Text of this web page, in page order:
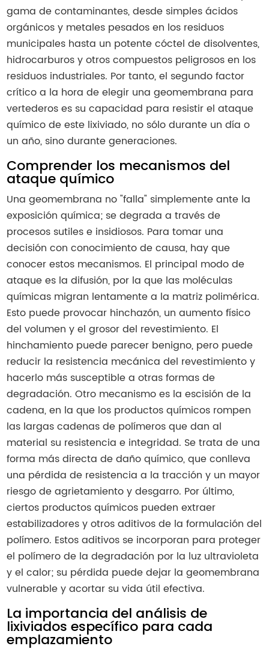
gama de contaminantes, desde simples ácidos
orgánicos y metales pesados en los residuos
municipales hasta un potente cóctel de disolventes,
hidrocarburos y otros compuestos peligrosos en los
residuos industriales. Por tanto, el segundo factor
crítico a la hora de elegir una geomembrana para
vertederos es su capacidad para resistir el ataque
químico de este lixiviado, no sólo durante un día o
un año, sino durante generaciones.
Comprender los mecanismos del
ataque químico
Una geomembrana no "falla" simplemente ante la
exposición química; se degrada a través de
procesos sutiles e insidiosos. Para tomar una
decisión con conocimiento de causa, hay que
conocer estos mecanismos. El principal modo de
ataque es la difusión, por la que las moléculas
químicas migran lentamente a la matriz polimérica.
Esto puede provocar hinchazón, un aumento físico
del volumen y el grosor del revestimiento. El
hinchamiento puede parecer benigno, pero puede
reducir la resistencia mecánica del revestimiento y
hacerlo más susceptible a otras formas de
degradación. Otro mecanismo es la escisión de la
cadena, en la que los productos químicos rompen
las largas cadenas de polímeros que dan al
material su resistencia e integridad. Se trata de una
forma más directa de daño químico, que conlleva
una pérdida de resistencia a la tracción y un mayor
riesgo de agrietamiento y desgarro. Por último,
ciertos productos químicos pueden extraer
estabilizadores y otros aditivos de la formulación del
polímero. Estos aditivos se incorporan para proteger
el polímero de la degradación por la luz ultravioleta
y el calor; su pérdida puede dejar la geomembrana
vulnerable y acortar su vida útil efectiva.
La importancia del análisis de
lixiviados específico para cada
emplazamiento